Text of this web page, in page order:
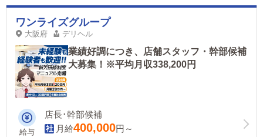
ワンライズグループ
大阪府 デリヘル
業績好調につき、店舗スタッフ・幹部候補
大募集！※平均月収338,200円
給与
店長･幹部候補
月給400,000円～